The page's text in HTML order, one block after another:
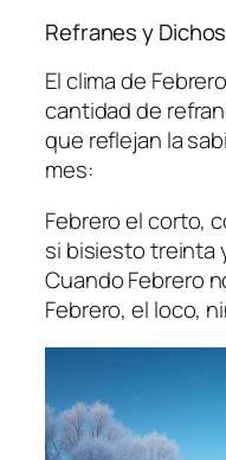
Refranes y
El clima de
cantidad de
que reflejan la
mes:
Febrero el corto,
si bisiesto treinta
Cuando Febrero
Febrero, el loco,